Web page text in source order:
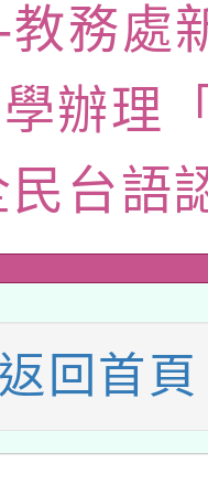
教學軟體
會函釋公
申請許可
利署委託
辦理「
及節水達
日(星期六
福系列
景藝術
告(無人
行動站研
業研習
工智慧
務處
辦理
台語
返回首頁